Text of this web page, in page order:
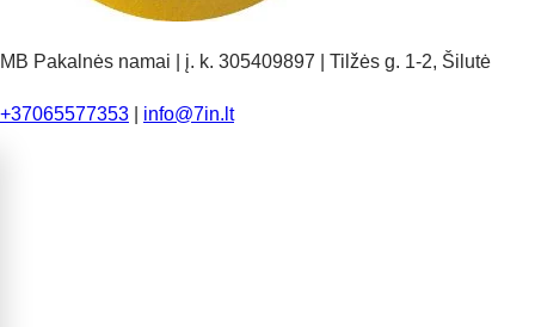
MB Pakalnės namai | į. k. 305409897 | Tilžės g. 1-2, Šilutė
+37065577353 info@7in.lt